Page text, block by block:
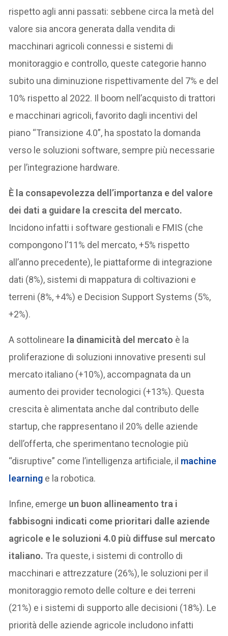
rispetto agli anni passati: sebbene circa la metà del
valore sia ancora generata dalla vendita di
macchinari agricoli connessi e sistemi di
monitoraggio e controllo, queste categorie hanno
subito una diminuzione rispettivamente del 7% e del
10% rispetto al 2022. Il boom nell’acquisto di trattori
e macchinari agricoli, favorito dagli incentivi del
piano “Transizione 4.0”, ha spostato la domanda
verso le soluzioni software, sempre più necessarie
per l’integrazione hardware.
È la consapevolezza dell’importanza e del valore
dei dati a guidare la crescita del mercato.
Incidono infatti i software gestionali e FMIS (che
compongono l’11% del mercato, +5% rispetto
all’anno precedente), le piattaforme di integrazione
dati (8%), sistemi di mappatura di coltivazioni e
terreni (8%, +4%) e Decision Support Systems (5%,
+2%).
A sottolineare la dinamicità del mercato è la
proliferazione di soluzioni innovative presenti sul
mercato italiano (+10%), accompagnata da un
aumento dei provider tecnologici (+13%). Questa
crescita è alimentata anche dal contributo delle
startup, che rappresentano il 20% delle aziende
dell’offerta, che sperimentano tecnologie più
“disruptive” come l’intelligenza artificiale, il machine
learning e la robotica.
Infine, emerge un buon allineamento tra i
fabbisogni indicati come prioritari dalle aziende
agricole e le soluzioni 4.0 più diffuse sul mercato
italiano. Tra queste, i sistemi di controllo di
macchinari e attrezzature (26%), le soluzioni per il
monitoraggio remoto delle colture e dei terreni
(21%) e i sistemi di supporto alle decisioni (18%). Le
priorità delle aziende agricole includono infatti